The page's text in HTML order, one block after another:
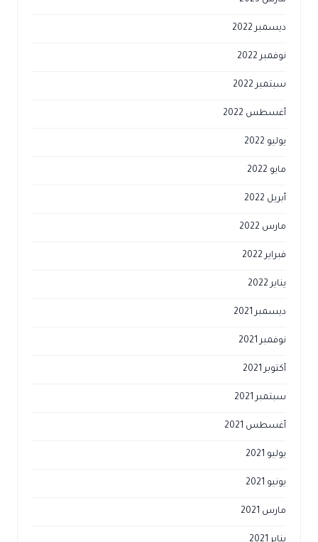
ديسمبر 2022
نوفمبر 2022
سبتمبر 2022
أغسطس 2022
يوليو 2022
مايو 2022
أبريل 2022
مارس 2022
فبراير 2022
يناير 2022
ديسمبر 2021
نوفمبر 2021
أكتوبر 2021
سبتمبر 2021
أغسطس 2021
يوليو 2021
يونيو 2021
مارس 2021
يناير 2021